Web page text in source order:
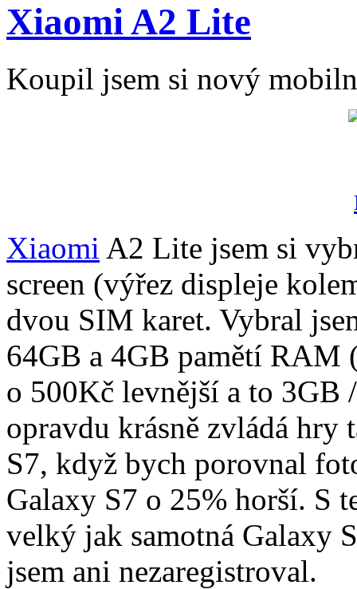
Xiaomi A2 Lite
Koupil jsem si nový
Xiaomi A2 Lite jsem si
screen (výřez displeje
dvou SIM karet. Vybral
64GB a 4GB pamětí RAM
o 500Kč levnější a to 3GB
opravdu krásně zvládá hry
S7, když bych porovnal
Galaxy S7 o 25% horší. S
velký jak samotná Galaxy
jsem ani nezaregistroval.